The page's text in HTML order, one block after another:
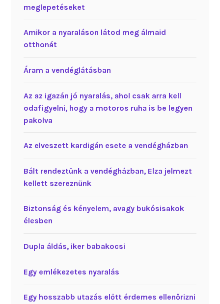
meglepetéseket
Amikor a nyaraláson látod meg álmaid
otthonát
Áram a vendéglátásban
Az az igazán jó nyaralás, ahol csak arra kell
odafigyelni, hogy a motoros ruha is be legyen
pakolva
Az elveszett kardigán esete a vendégházban
Bált rendeztünk a vendégházban, Elza jelmezt
kellett szereznünk
Biztonság és kényelem, avagy bukósisakok
élesben
Dupla áldás, iker babakocsi
Egy emlékezetes nyaralás
Egy hosszabb utazás előtt érdemes ellenőrizni